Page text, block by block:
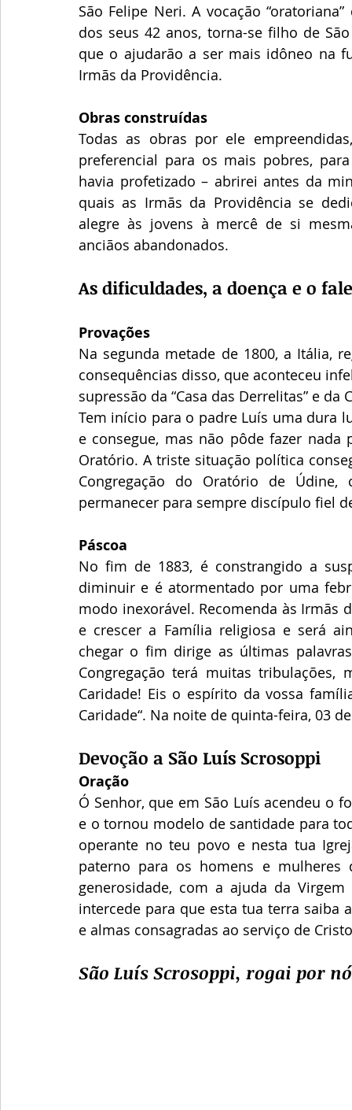
São Felipe Neri. A vocação
dos seus 42 anos, torna-se filho de
que o ajudarão a ser mais idôneo na
Irmãs da Providência.
Obras construídas
Todas as obras por ele
preferencial para os mais pobres,
havia profetizado – abrirei antes da
quais as Irmãs da Providência se
alegre às jovens à mercê de si
anciãos abandonados.
As dificuldades, a doença e o
Provações
Na segunda metade de 1800, a Itália,
consequências disso, que aconteceu
supressão da “Casa das Derrelitas” e
Tem início para o padre Luís uma dura
e consegue, mas não pôde fazer nada
Oratório. A triste situação política
Congregação do Oratório de
permanecer para sempre discípulo fiel
Páscoa
No fim de 1883, é constrangido a
diminuir e é atormentado por uma
modo inexorável. Recomenda às Irmãs
e crescer a Família religiosa e será
chegar o fim dirige as últimas
Congregação terá muitas tribulações,
Caridade! Eis o espírito da vossa
Caridade“. Na noite de quinta-feira, 03
Devoção a São Luís Scrosoppi
Oração
Ó Senhor, que em São Luís acendeu o
e o tornou modelo de santidade para
operante no teu povo e nesta tua
paterno para os homens e
generosidade, com a ajuda da
intercede para que esta tua terra saiba
e almas consagradas ao serviço de
São Luís Scrosoppi, rogai por